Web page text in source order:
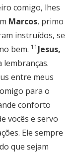
comigo, lhes
Marcos, primo
instruídos, se
bem. 11 Jesus,
lembranças.
entre meus
para o
conforto
vocês e servo
Ele sempre
que sejam